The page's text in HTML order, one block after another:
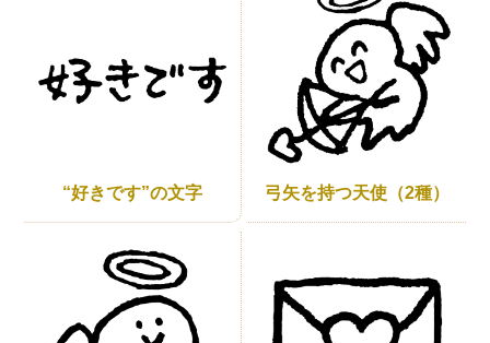
“好きです”の文字 弓矢を持つ天使（2種）